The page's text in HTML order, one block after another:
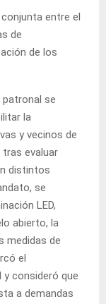
entre el
de
de los
patronal se
la
y vecinos de
tras evaluar
distintos
se
LED,
abierto, la
medidas de
el
y consideró que
a demandas